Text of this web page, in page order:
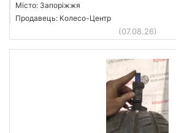
Місто: Запоріжжя
Продавець: Колесо-Центр
(07.08.26)